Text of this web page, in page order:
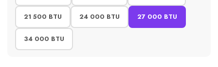
21 500 BTU 24 000 BTU 27 000 BTU
34 000 BTU